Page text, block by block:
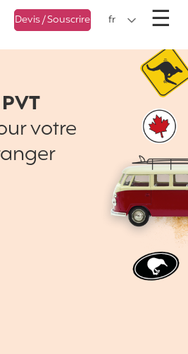
Voyages
74 85 50 50
Devis / Souscrire fr ☰
PVT
votre